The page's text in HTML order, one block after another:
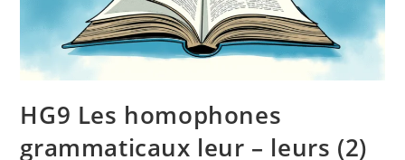
HG9 Les homophones
grammaticaux leur – leurs (2)